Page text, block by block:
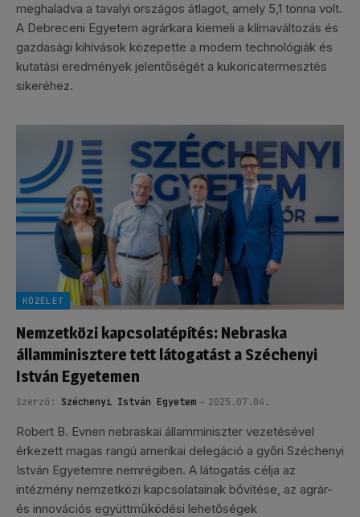
meghaladva a tavalyi országos átlagot, amely 5,1 tonna volt.
A Debreceni Egyetem agrárkara kiemeli a klímaváltozás és
gazdasági kihívások közepette a modern technológiák és
kutatási eredmények jelentőségét a kukoricatermesztés
sikeréhez.
KÖZÉLET
Nemzetközi kapcsolatépítés: Nebraska
államminisztere tett látogatást a Széchenyi
István Egyetemen
Szerző: Széchenyi István Egyetem 2025.07.04.
Robert B. Evnen nebraskai államminiszter vezetésével
érkezett magas rangú amerikai delegáció a győri Széchenyi
István Egyetemre nemrégiben. A látogatás célja az
intézmény nemzetközi kapcsolatainak bővítése, az agrár-
és innovációs együttműködési lehetőségek